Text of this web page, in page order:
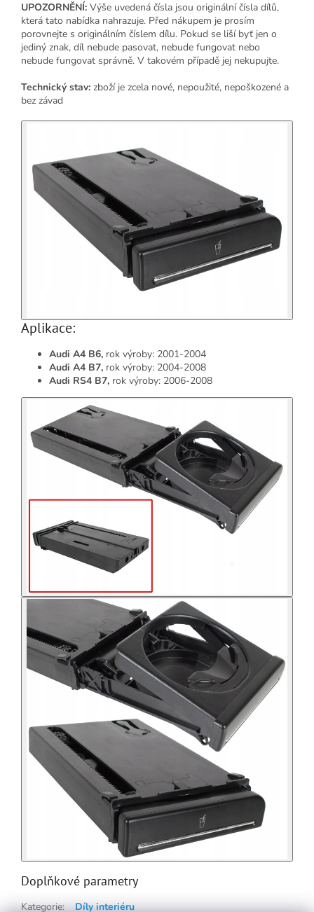
UPOZORNĚNÍ: Výše ​​uvedená čísla jsou originální čísla dílů,
která tato nabídka nahrazuje. Před nákupem je prosím
porovnejte s originálním číslem dílu. Pokud se liší byť jen o
jediný znak, díl nebude pasovat, nebude fungovat nebo
nebude fungovat správně. V takovém případě jej nekupujte.
Technický stav: zboží je zcela nové, nepoužité, nepoškozené a
bez závad
Aplikace:
Audi A4 B6, rok výroby: 2001-2004
Audi A4 B7, rok výroby: 2004-2008
Audi RS4 B7, rok výroby: 2006-2008
Doplňkové parametry
Kategorie: Díly interiéru